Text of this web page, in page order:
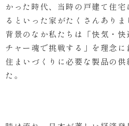
かった時代、当時の戸建て住
るといった家がたくさんあり
背景のなか私たちは「快気・
チャー魂で挑戦する」を理念
住まいづくりに必要な製品の供
た。